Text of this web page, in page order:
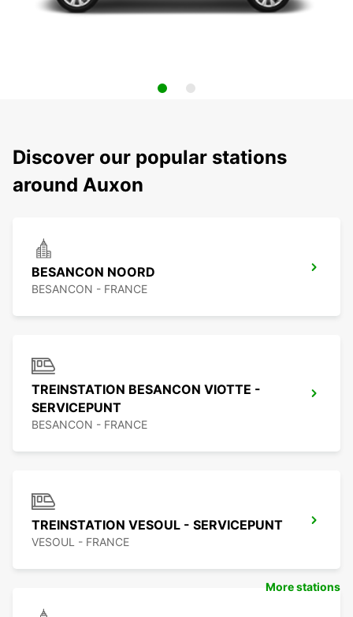
Discover our popular stations
around Auxon
BESANCON NOORD
BESANCON - FRANCE
TREINSTATION BESANCON VIOTTE -
SERVICEPUNT
BESANCON - FRANCE
TREINSTATION VESOUL - SERVICEPUNT
VESOUL - FRANCE
More stations